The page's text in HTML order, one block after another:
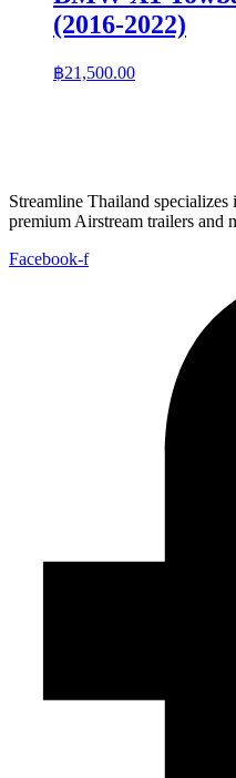
(2016-2022)
฿21,500.00
Streamline Thailand
premium Airstream trailers and
Facebook-f